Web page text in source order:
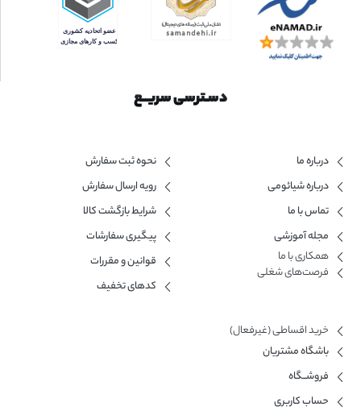
دسـترسی سریــع
درباره ما
درباره شیائومی
تماس با ما
مجله آموزشی
همکاری با ما​
فرصت‌های شغلی
نحوه ثبت سفارش
رویه ارسال سفارش
شرایط بازگشت کالا
پیگیری سفارشات
قوانین و مقررات
کدهای تخفیف
خرید اقساطی (غیرفعال)
باشگاه مشتریان
فروشــگاه
حساب کاربری